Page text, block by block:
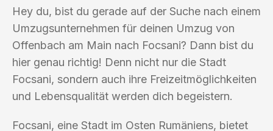
Hey du, bist du gerade auf der Suche nach einem
Umzugsunternehmen für deinen Umzug von
Offenbach am Main nach Focsani? Dann bist du
hier genau richtig! Denn nicht nur die Stadt
Focsani, sondern auch ihre Freizeitmöglichkeiten
und Lebensqualität werden dich begeistern.
Focsani, eine Stadt im Osten Rumäniens, bietet